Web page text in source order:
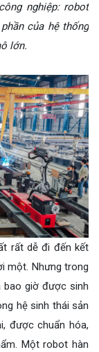
nghiệp: robot
của hệ thống
lớn.
rất dễ đi đến kết
một. Nhưng trong
bao giờ được sinh
hệ sinh thái sản
được chuẩn hóa,
Một robot hàn